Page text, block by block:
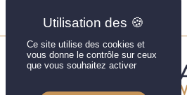
Ce site utilise des cookies et
vous donne le contrôle sur ceux
que vous souhaitez activer